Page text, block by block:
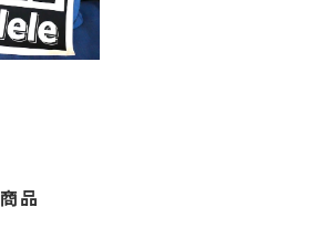
品